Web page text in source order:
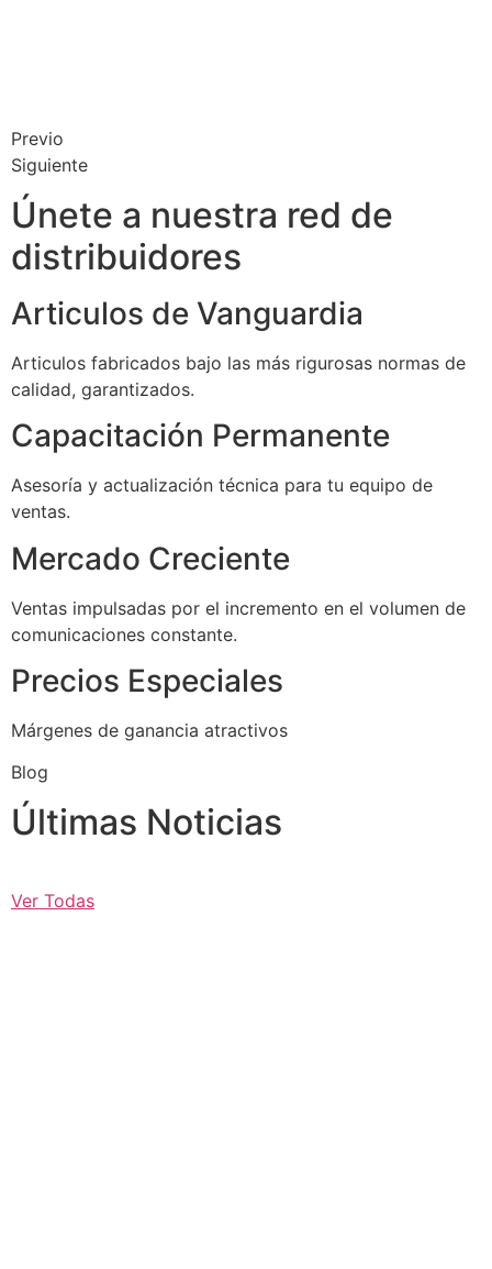
Previo
Siguiente
Únete a nuestra red de
distribuidores
Articulos de Vanguardia
Articulos fabricados bajo las más rigurosas normas de
calidad, garantizados.
Capacitación Permanente
Asesoría y actualización técnica para tu equipo de
ventas.
Mercado Creciente
Ventas impulsadas por el incremento en el volumen de
comunicaciones constante.
Precios Especiales
Márgenes de ganancia atractivos
Blog
Últimas Noticias
Ver Todas